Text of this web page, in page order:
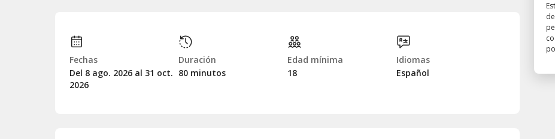
Fechas
Del 8 ago. 2026 al 31 oct.
2026
Duración
80 minutos
Edad mínima
18
Idiomas
Español